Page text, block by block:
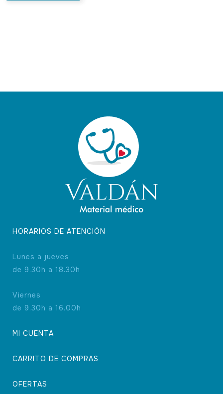
HORARIOS DE ATENCIÓN
Lunes a jueves
de 9.30h a 18.30h
Viernes
de 9.30h a 16.00h
MI CUENTA
CARRITO DE COMPRAS
OFERTAS